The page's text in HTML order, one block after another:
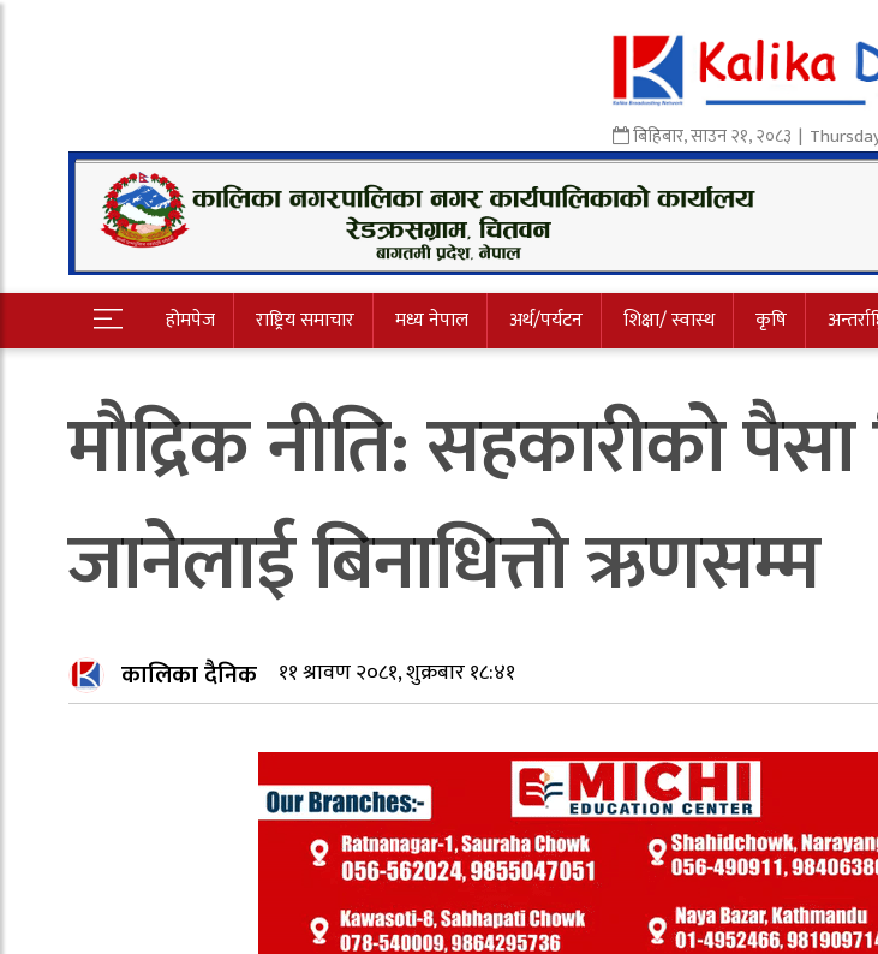
बिहिबार,साउन२१,२०८३ |
होमपेज राष्ट्रिय समाचार मध्य नेपाल अर्थ/पर्यटन शिक्षा/ स्वास्थ कृषि
मौद्रिक नीति: सहकारीकाे
जानेलाई बिनाधित्तो ऋणसम्म
कालिका दैनिक ११ श्रावण २०८१, शुक्रबार १८:४१